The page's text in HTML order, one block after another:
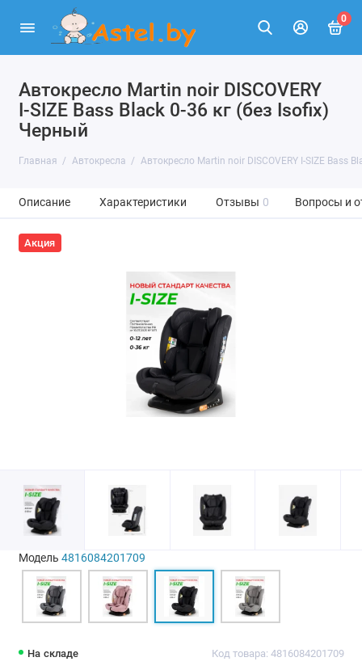
0
Автокресло Martin noir DISCOVERY
I-SIZE Bass Black 0-36 кг (без Isofix)
Черный
Главная Автокресла Автокресло Martin noir DISCOVERY I-SIZE Bass
Описание Характеристики Отзывы 0 Вопросы и
Акция
На складе Код товара: 4816084201709
Модель 4816084201709